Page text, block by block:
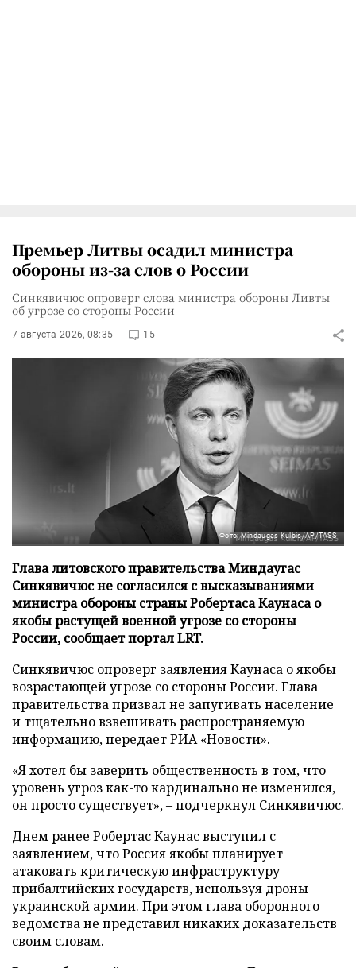
Премьер Литвы осадил министра
обороны из-за слов о России
Синкявичюс опроверг слова министра обороны Ливты
об угрозе со стороны России
7 августа 2026, 08:35 15
Фото: Mindaugas Kulbis/AP/TASS
Глава литовского правительства Миндаугас
Синкявичюс не согласился с высказываниями
министра обороны страны Робертаса Каунаса о
якобы растущей военной угрозе со стороны
России, сообщает портал LRT.
Синкявичюс опроверг заявления Каунаса о якобы
возрастающей угрозе со стороны России. Глава
правительства призвал не запугивать население
и тщательно взвешивать распространяемую
информацию, передаетРИА «Новости».
«Я хотел бы заверить общественность в том, что
уровень угроз как-то кардинально не изменился,
он просто существует», – подчеркнул Синкявичюс.
Днем ранее Робертас Каунас выступил с
заявлением, что Россия якобы планирует
атаковать критическую инфраструктуру
прибалтийских государств, используя дроны
украинской армии. При этом глава оборонного
ведомства не представил никаких доказательств
своим словам.